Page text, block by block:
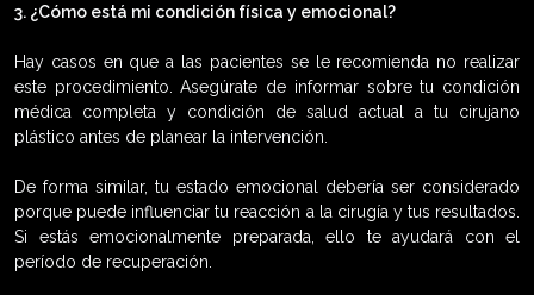
3. ¿Cómo está mi condición física y emocional?
Hay casos en que a las pacientes se le recomienda no realizar
este procedimiento. Asegúrate de informar sobre tu condición
médica completa y condición de salud actual a tu cirujano
plástico antes de planear la intervención.
De forma similar, tu estado emocional debería ser considerado
porque puede influenciar tu reacción a la cirugía y tus resultados.
Si estás emocionalmente preparada, ello te ayudará con el
período de recuperación.